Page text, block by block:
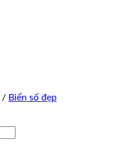
/ Biển số đẹp